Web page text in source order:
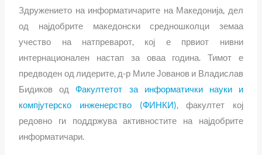
Здружението на информатичарите на Македонија, дел
од најдобрите македонски средношколци земаа
учество на натпреварот, кој е првиот нивни
интернационален настап за оваа година. Тимот е
предводен од лидерите, д-р Миле Јованов и Владислав
Бидиков одФакултетот за информатички науки и
компјутерско инженерство (ФИНКИ), факултет кој
редовно ги поддржува активностите на најдобрите
информатичари.